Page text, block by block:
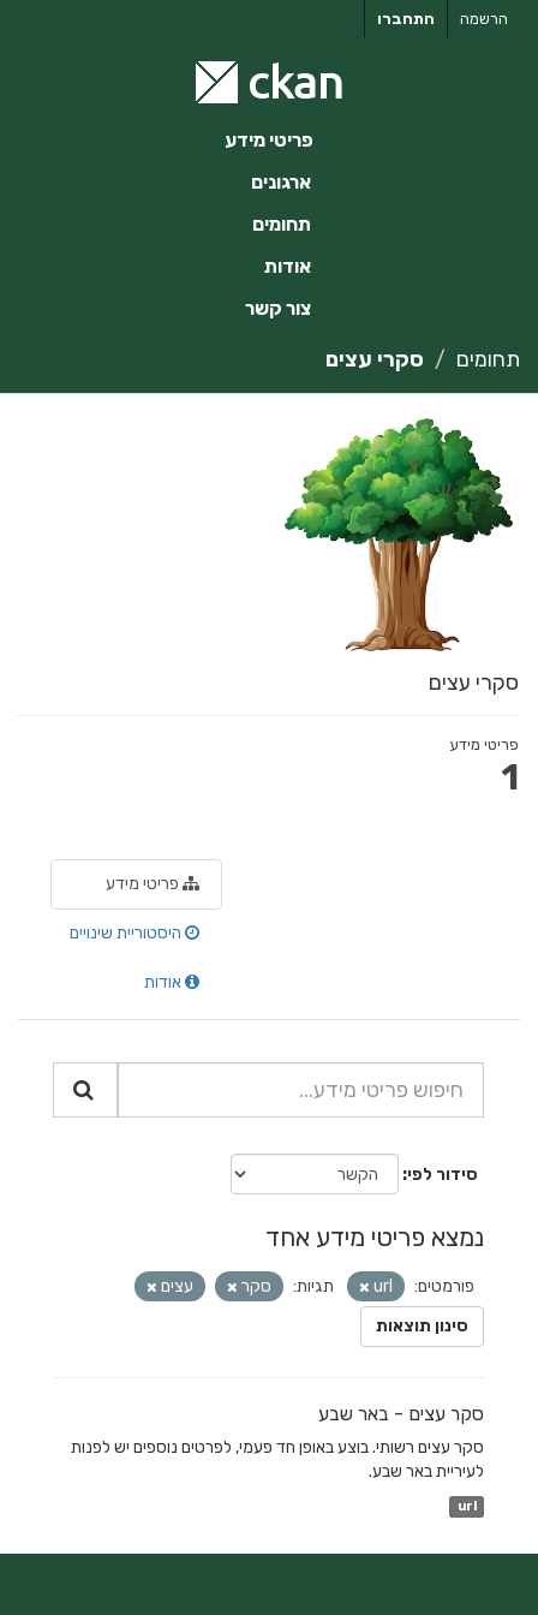
התחברו הרשמה
פריטי מידע
ארגונים
תחומים
אודות
צור קשר
תחומים סקרי עצים
סקרי עצים
פריטי מידע
1
פריטי מידע
היסטוריית שינויים
אודות
סידור לפי
נמצא פריטי מידע אחד
פורמטים: url תגיות: סקר
עצים
סינון תוצאות
סקר עצים - באר שבע
סקר עצים רשותי. בוצע באופן חד פעמי, לפרטים נוספים יש לפנות
לעיריית באר שבע.
url